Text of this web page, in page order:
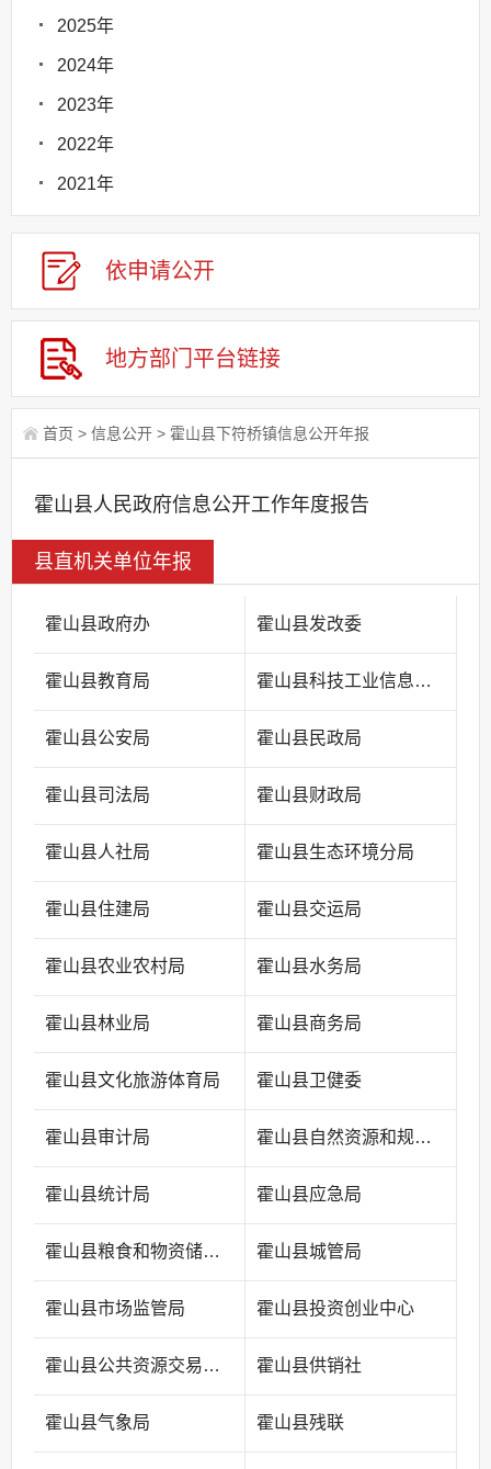
2025年
2024年
2023年
2022年
2021年
依申请公开
地方部门平台链接
首页 > 信息公开 > 霍山县下符桥镇信息公开年报
霍山县人民政府信息公开工作年度报告
县直机关单位年报
霍山县政府办 霍山县发改委
霍山县教育局 霍山县科技工业信息化局
霍山县公安局 霍山县民政局
霍山县司法局 霍山县财政局
霍山县人社局 霍山县生态环境分局
霍山县住建局 霍山县交运局
霍山县农业农村局 霍山县水务局
霍山县林业局 霍山县商务局
霍山县文化旅游体育局 霍山县卫健委
霍山县审计局 霍山县自然资源和规划局
霍山县统计局 霍山县应急局
霍山县粮食和物资储备中心 霍山县城管局
霍山县市场监管局 霍山县投资创业中心
霍山县公共资源交易中心 霍山县供销社
霍山县气象局 霍山县残联